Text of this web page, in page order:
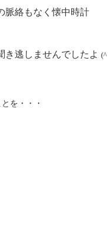
脈絡もなく懐中時計
き逃しませんでしたよ (^
ことを・・・